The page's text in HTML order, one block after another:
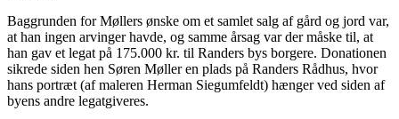
Baggrunden for Møllers ønske om et samlet salg af gård og jord var,
at han ingen arvinger havde, og samme årsag var der måske til, at
han gav et legat på 175.000 kr. til Randers bys borgere. Donationen
sikrede siden hen Søren Møller en plads på Randers Rådhus, hvor
hans portræt (af maleren Herman Siegumfeldt) hænger ved siden af
byens andre legatgiveres.